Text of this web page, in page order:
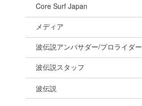
Core Surf Japan
Naoya Kimoto
mitsuteru Kamio
Yasunari Inoue
Yoshiyuki Obata
メディア
SURFMEDIA
Colors MAGAZINE
WAVAL
波伝説アンバサダー/プロライダー
福島寿実子
中浦“JET”章
波伝説スタッフ
☆加藤
波伝説